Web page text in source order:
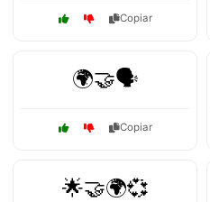
Copiar
🌍🤝🗣️
Copiar
🌟🤝🌍💞